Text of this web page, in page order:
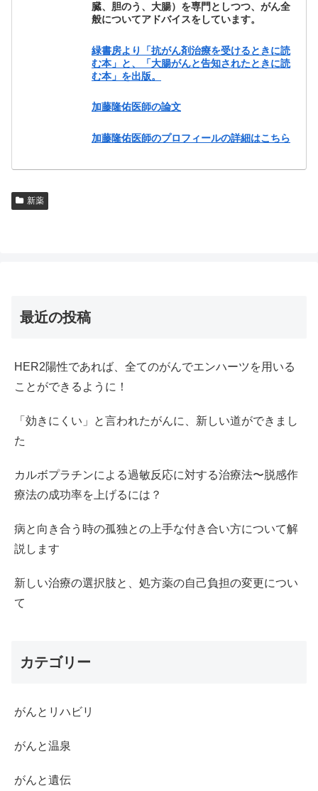
臓、胆のう、大腸）を専門としつつ、がん全
般についてアドバイスをしています。
緑書房より「抗がん剤治療を受けるときに読
む本」と、「大腸がんと告知されたときに読
む本」を出版。
加藤隆佑医師の論文
加藤隆佑医師のプロフィールの詳細はこちら
新薬
最近の投稿
HER2陽性であれば、全てのがんでエンハーツを用いる
ことができるように！
「効きにくい」と言われたがんに、新しい道ができまし
た
カルボプラチンによる過敏反応に対する治療法〜脱感作
療法の成功率を上げるには？
病と向き合う時の孤独との上手な付き合い方について解
説します
新しい治療の選択肢と、処方薬の自己負担の変更につい
て
カテゴリー
がんとリハビリ
がんと温泉
がんと遺伝